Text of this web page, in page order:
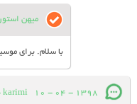
میهن استور
با سلام. برای
karimi 10 - 04 - 1398